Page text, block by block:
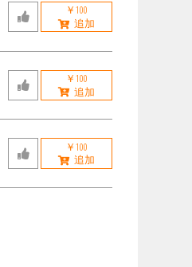
￥100
￥100
￥100